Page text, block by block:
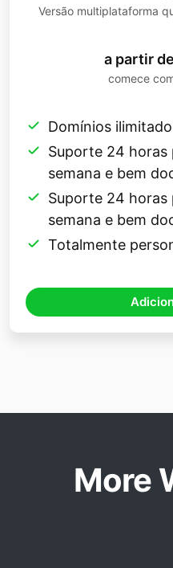
Versão multiplataforma
a partir
comece
Domínios
Suporte 24 horas
semana e bem
Suporte 24 horas
semana e bem
Totalmente
More